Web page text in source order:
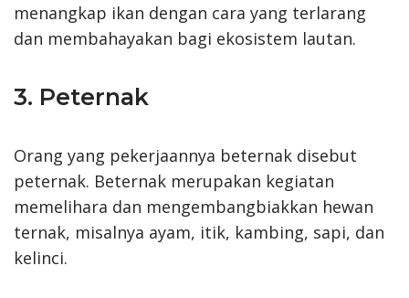
menangkap ikan dengan cara yang terlarang
dan membahayakan bagi ekosistem lautan.
3. Peternak
Orang yang pekerjaannya beternak disebut
peternak. Beternak merupakan kegiatan
memelihara dan mengembangbiakkan hewan
ternak, misalnya ayam, itik, kambing, sapi, dan
kelinci.